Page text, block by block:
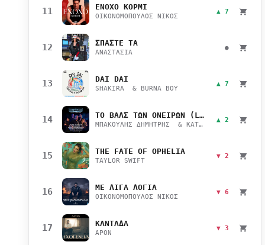
11 ΕΝΟΧΟ ΚΟΡΜΙ
ΟΙΚΟΝΟΜΟΠΟΥΛΟΣ ΝΙΚΟΣ
▲ 7
12 ΣΠΑΣΤΕ ΤΑ
ΑΝΑΣΤΑΣΙΑ
●
13 DAI DAI
SHAKIRA & BURNA BOY
▲ 7
14 ΤΟ ΒΑΛΣ ΤΩΝ ΟΝΕΙΡΩΝ (LIVE)
ΜΠΑΚΟΥΛΗΣ ΔΗΜΗΤΡΗΣ & ΚΑΤΣΙΜΙΧΑ ΜΑΡΙΑΝΑ
▲ 2
15 THE FATE OF OPHELIA
TAYLOR SWIFT
▼ 2
16 ΜΕ ΛΙΓΑ ΛΟΓΙΑ
ΟΙΚΟΝΟΜΟΠΟΥΛΟΣ ΝΙΚΟΣ
▼ 6
17 ΚΑΝΤΑΔΑ
APON
▼ 3